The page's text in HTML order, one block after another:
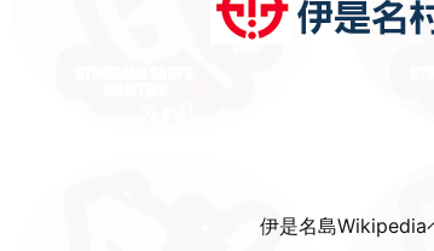
伊是名島Wikipedia